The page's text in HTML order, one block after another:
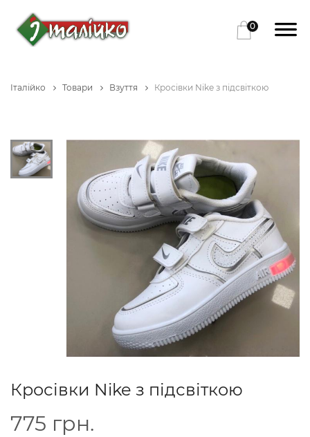
0
Італійко Товари Взуття Кросівки Nike з підсвіткою
Кросівки Nike з підсвіткою
775 грн.